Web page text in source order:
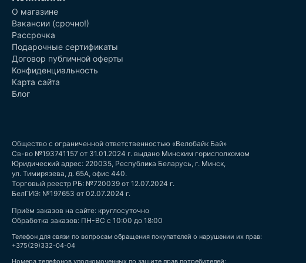
О магазине
Вакансии (срочно!)
Рассрочка
Подарочные сертификаты
Договор публичной оферты
Конфиденциальность
Карта сайта
Блог
Общество с ограниченной ответственностью «Велобайк Бай»
Св-во №193741157 от 31.01.2024 г. выдано Минским горисполкомом
Юридический адрес: 220035, Республика Беларусь, г. Минск,
ул. Тимирязева, д. 65А, офис 440.
Торговый реестр РБ: №720039 от 12.07.2024 г.
БелГИЭ: №197653 от 02.07.2024 г.
Приём заказов на сайте: круглосуточно
Обработка заказов: ПН-ВС с 10:00 до 18:00
Телефон для связи по вопросам обращения покупателей о нарушении их прав:
+375(29)332-04-04
Номера телефонов уполномоченных по защите прав потребителей: